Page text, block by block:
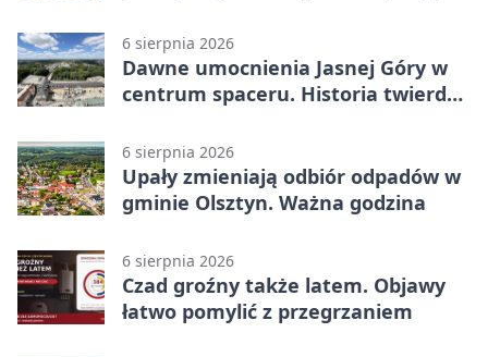
6 sierpnia 2026
Dawne umocnienia Jasnej Góry w
centrum spaceru. Historia twierdzy
6 sierpnia 2026
Upały zmieniają odbiór odpadów w
gminie Olsztyn. Ważna godzina
6 sierpnia 2026
Czad groźny także latem. Objawy
łatwo pomylić z przegrzaniem